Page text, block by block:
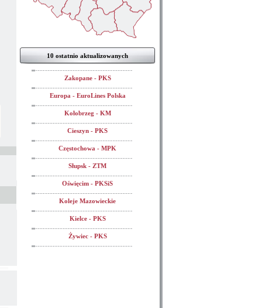
10 ostatnio aktualizowanych
Zakopane - PKS
Europa - EuroLines Polska
Kołobrzeg - KM
Cieszyn - PKS
Częstochowa - MPK
Słupsk - ZTM
Oświęcim - PKSiS
Koleje Mazowieckie
Kielce - PKS
Żywiec - PKS